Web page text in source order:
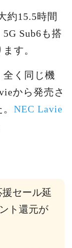
約15.5時間
Sub6も搭
す。
く同じ機
から発売さ
NEC Lavie
セール延
ト還元が